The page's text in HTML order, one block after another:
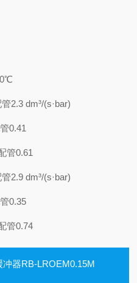
2.3 dm³/(s·bar)
0.41
管0.61
2.9 dm³/(s·bar)
0.35
管0.74
冲器RB-LROEM0.15M